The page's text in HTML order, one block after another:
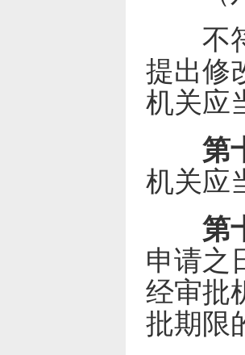
不符
提出修
机关应
第
机关应
第
申请之
经审批
批期限